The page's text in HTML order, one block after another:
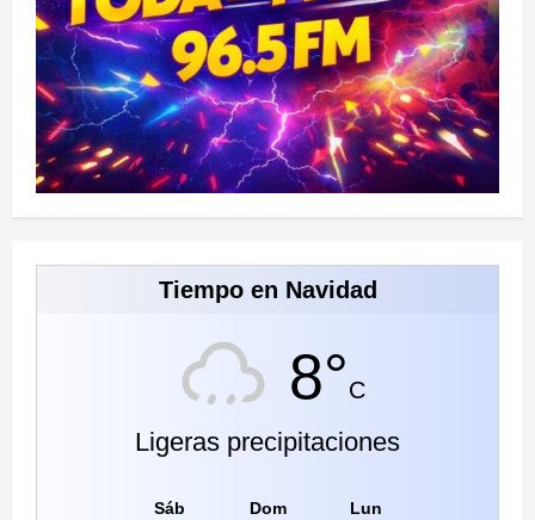
Tiempo en Navidad
8°C
Ligeras precipitaciones
Sáb Dom Lun